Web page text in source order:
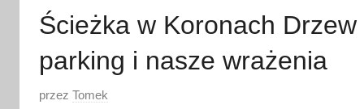
Ścieżka w Koronach
parking i nasze wrażenia
O
przez Tomek